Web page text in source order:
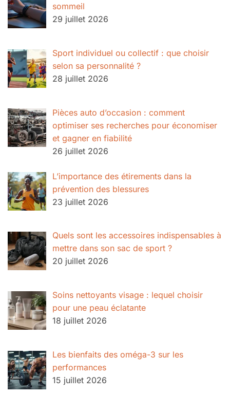
sommeil
29 juillet 2026
Sport individuel ou collectif : que choisir
selon sa personnalité ?
28 juillet 2026
Pièces auto d’occasion : comment
optimiser ses recherches pour économiser
et gagner en fiabilité
26 juillet 2026
L’importance des étirements dans la
prévention des blessures
23 juillet 2026
Quels sont les accessoires indispensables à
mettre dans son sac de sport ?
20 juillet 2026
Soins nettoyants visage : lequel choisir
pour une peau éclatante
18 juillet 2026
Les bienfaits des oméga-3 sur les
performances
15 juillet 2026